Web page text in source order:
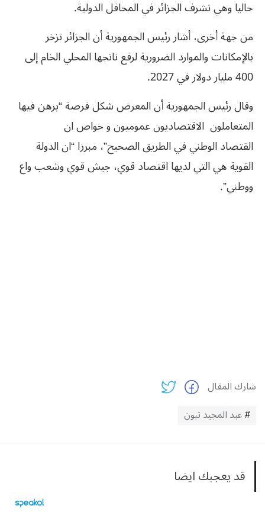
حاليا وهي تشرف الجزائر في المحافل الدولية.
من جهة أخرى، أشار رئيس الجمهورية أن الجزائر تزخر
بالإمكانات والموارد الضرورية لرفع ناتجها المحلي الخام إلى
400 مليار دولار في 2027.
وقال رئيس الجمهورية أن المعرض شكل فرصة “برهن فيها
المتعاملون الاقتصاديون عموميون و خواص ان
القتصاد الوطني في الطريق الصحيح”، مبرزا “ان الدولة
القوية هي التي لديها اقتصاد قوي، جيش قوي وشعب واع
ووطني”.
شارك المقال
عبد المجيد تبون
قد يعجبك ايضا